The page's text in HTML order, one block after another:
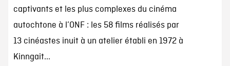
captivants et les plus complexes du cinéma
autochtone à l’ONF : les 58 films réalisés par
13 cinéastes inuit à un atelier établi en 1972 à
Kinngait...